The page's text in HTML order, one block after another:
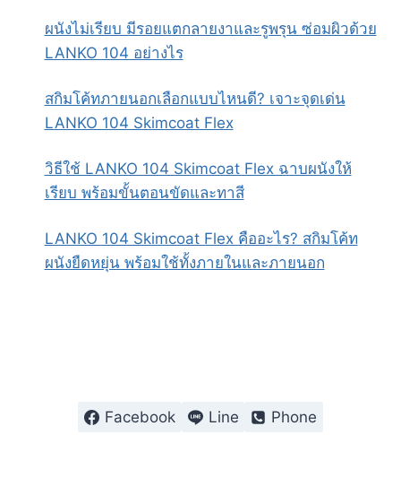
ผนังไม่เรียบ มีรอยแตกลายงาและรูพรุน ซ่อมผิวด้วย
LANKO 104 อย่างไร
สกิมโค้ทภายนอกเลือกแบบไหนดี? เจาะจุดเด่น
LANKO 104 Skimcoat Flex
วิธีใช้ LANKO 104 Skimcoat Flex ฉาบผนังให้
เรียบ พร้อมขั้นตอนขัดและทาสี
LANKO 104 Skimcoat Flex คืออะไร? สกิมโค้ท
ผนังยืดหยุ่น พร้อมใช้ทั้งภายในและภายนอก
Facebook Line Phone